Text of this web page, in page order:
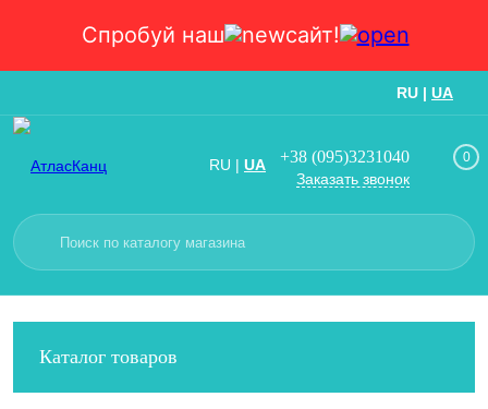
Спробуй наш сайт!
RU | UA
RU | UA +38 (095)3231040
Заказать звонок
0
Каталог товаров